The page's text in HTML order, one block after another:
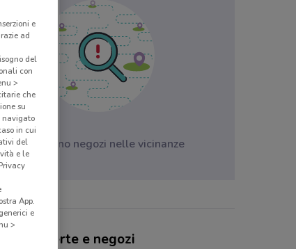
Non ci sono negozi nelle vicinanze
offerte e negozi
e
ad
del
con
>
che
su
navigato
in cui
del
e le
App.
e
>